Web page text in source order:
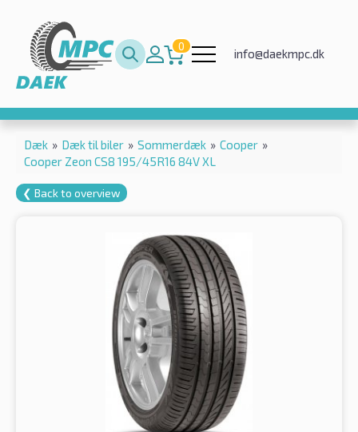
0
info@daekmpc.dk
Dæk » Dæk til biler » Sommerdæk » Cooper »
Cooper Zeon CS8 195/45R16 84V XL
❮ Back to overview